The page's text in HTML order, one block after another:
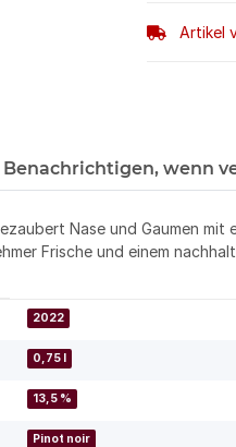
Artikel
Benachrichtigen, wenn
Nase und Gaumen
Frische und einem
2022
0,75 l
13,5 %
Pinot noir